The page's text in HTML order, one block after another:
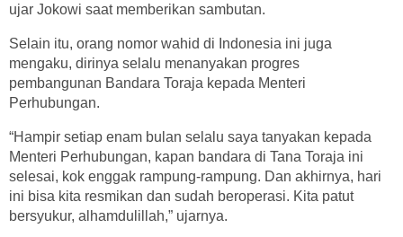
ujar Jokowi saat memberikan sambutan.
Selain itu, orang nomor wahid di Indonesia ini juga
mengaku, dirinya selalu menanyakan progres
pembangunan Bandara Toraja kepada Menteri
Perhubungan.
“Hampir setiap enam bulan selalu saya tanyakan kepada
Menteri Perhubungan, kapan bandara di Tana Toraja ini
selesai, kok enggak rampung-rampung. Dan akhirnya, hari
ini bisa kita resmikan dan sudah beroperasi. Kita patut
bersyukur, alhamdulillah,” ujarnya.